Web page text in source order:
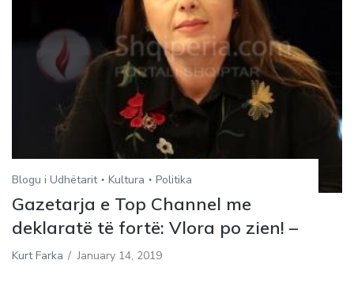
Blogu i Udhëtarit Kultura Politika
Gazetarja e Top Channel me
deklaratë të fortë: Vlora po zien! –
Kurt Farka / January 14, 2019